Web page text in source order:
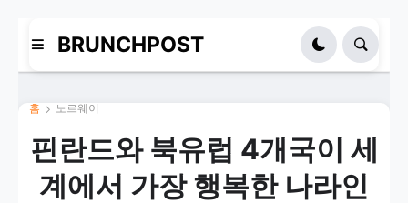
BRUNCHPOST
홈 노르웨이
핀란드와 북유럽 4개국이 세
계에서 가장 행복한 나라인